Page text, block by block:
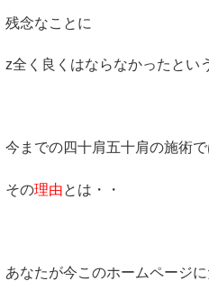
残念なことに
z全く良くはならなかったとい
今までの四十肩五十肩の施術
その理由とは・・
あなたが今このホームページ